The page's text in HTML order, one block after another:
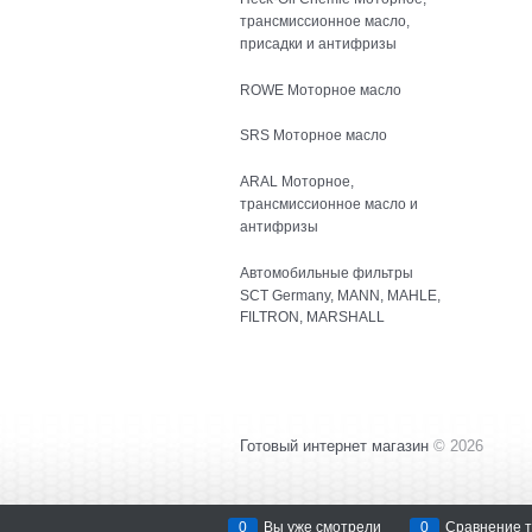
трансмиссионное масло,
присадки и антифризы
ROWE Моторное масло
SRS Моторное масло
ARAL Моторное,
трансмиссионное масло и
антифризы
Автомобильные фильтры
SCT Germany, MANN, MAHLE,
FILTRON, MARSHALL
Готовый интернет магазин © 2026
0 Вы уже смотрели 0 Сравнение